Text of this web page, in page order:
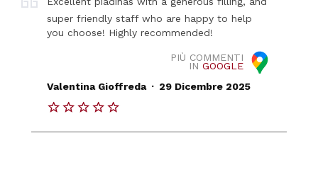
super friendly staff who are happy to help
you choose! Highly recommended!
PIÙ COMMENTI
IN GOOGLE
Valentina Gioffreda . 29 Dicembre 2025